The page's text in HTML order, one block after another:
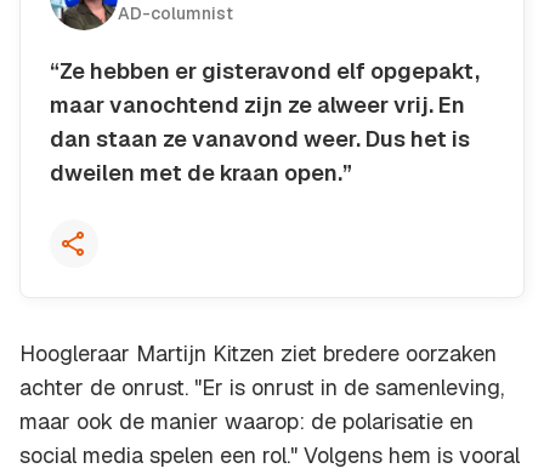
AD-columnist
“Ze hebben er gisteravond elf opgepakt,
maar vanochtend zijn ze alweer vrij. En
dan staan ze vanavond weer. Dus het is
dweilen met de kraan open.”
Kopieer quote
Hoogleraar Martijn Kitzen ziet bredere oorzaken
achter de onrust. "Er is onrust in de samenleving,
maar ook de manier waarop: de polarisatie en
social media spelen een rol." Volgens hem is vooral